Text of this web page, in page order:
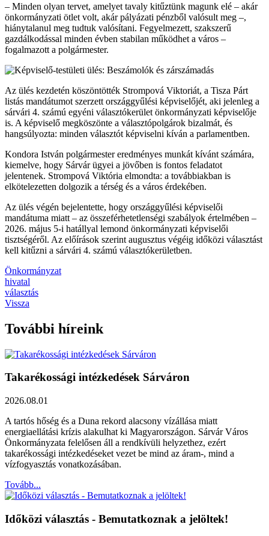
– Minden olyan tervet, amelyet tavaly kitűztünk magunk elé – akár
önkormányzati ötlet volt, akár pályázati pénzből valósult meg –,
hiánytalanul meg tudtuk valósítani. Fegyelmezett, szakszerű
gazdálkodással minden évben stabilan működhet a város –
fogalmazott a polgármester.
Az ülés kezdetén köszöntötték Strompová Viktoriát, a Tisza Párt
listás mandátumot szerzett országgyűlési képviselőjét, aki jelenleg a
sárvári 4. számú egyéni választókerület önkormányzati képviselője
is. A képviselő megköszönte a választópolgárok bizalmát, és
hangsúlyozta: minden választót képviselni kíván a parlamentben.
Kondora István polgármester eredményes munkát kívánt számára,
kiemelve, hogy Sárvár ügyei a jövőben is fontos feladatot
jelentenek. Strompová Viktória elmondta: a továbbiakban is
elkötelezetten dolgozik a térség és a város érdekében.
Az ülés végén bejelentette, hogy országgyűlési képviselői
mandátuma miatt – az összeférhetetlenségi szabályok értelmében –
2026. május 5-i hatállyal lemond önkormányzati képviselői
tisztségéről. Az előírások szerint augusztus végéig időközi választást
kell kitűzni a sárvári 4. számú választókerületben.
Önkormányzat
hivatal
választás
Vissza
További híreink
Takarékossági intézkedések Sárváron
2026.08.01
A tartós hőség és a Duna rekord alacsony vízállása miatt
energiaellátási krízis alakulhat ki Magyarországon. Sárvár Város
Önkormányzata felelősen áll a rendkívüli helyzethez, ezért
takarékossági intézkedéseket vezet be mind az áram-, mind a
vízfogyasztás vonatkozásában.
Tovább...
Időközi választás - Bemutatkoznak a jelöltek!